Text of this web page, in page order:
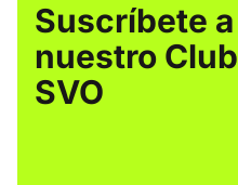
Suscríbete a
nuestro Club
SVO